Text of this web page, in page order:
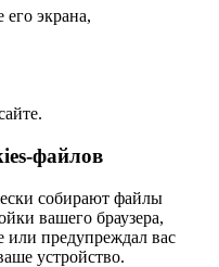
его экрана,
файлов
собирают файлы
вашего браузера,
предупреждал вас
устройство.